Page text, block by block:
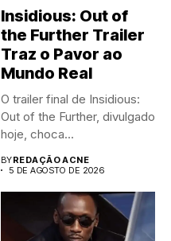
Insidious: Out of
the Further Trailer
Traz o Pavor ao
Mundo Real
O trailer final de Insidious:
Out of the Further, divulgado
hoje, choca...
BYREDAÇÃO ACNE
5 DE AGOSTO DE 2026